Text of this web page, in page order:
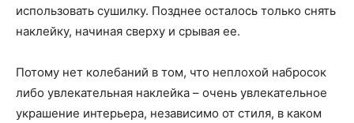
использовать сушилку. Позднее осталось только снять
наклейку, начиная сверху и срывая ее.
Потому нет колебаний в том, что неплохой набросок
либо увлекательная наклейка – очень увлекательное
украшение интерьера, независимо от стиля, в каком